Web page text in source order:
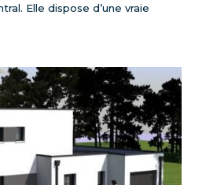
Elle dispose d’une vraie